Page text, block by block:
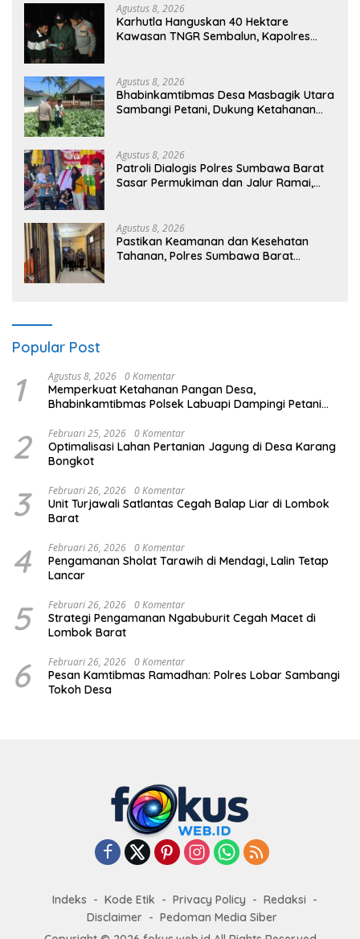
Agustus 8, 2026
Karhutla Hanguskan 40 Hektare
Kawasan TNGR Sembalun, Kapolres
Agustus 8, 2026
Bhabinkamtibmas Desa Masbagik Utara
Sambangi Petani, Dukung Ketahanan
Agustus 8, 2026
Patroli Dialogis Polres Sumbawa Barat
Sasar Permukiman dan Jalur Ramai,
Agustus 8, 2026
Pastikan Keamanan dan Kesehatan
Tahanan, Polres Sumbawa Barat
Popular Post
1 Agustus 8, 2026 0 Komentar
Memperkuat Ketahanan Pangan Desa,
Bhabinkamtibmas Polsek Labuapi Dampingi Petani
2 Februari 25, 2026 0 Komentar
Optimalisasi Lahan Pertanian Jagung di Desa Karang
Bongkot
3 Februari 26, 2026 0 Komentar
Unit Turjawali Satlantas Cegah Balap Liar di Lombok
Barat
4 Februari 26, 2026 0 Komentar
Pengamanan Sholat Tarawih di Mendagi, Lalin Tetap
Lancar
5 Februari 26, 2026 0 Komentar
Strategi Pengamanan Ngabuburit Cegah Macet di
Lombok Barat
6 Februari 26, 2026 0 Komentar
Pesan Kamtibmas Ramadhan: Polres Lobar Sambangi
Tokoh Desa
Indeks Kode Etik Privacy Policy
Redaksi
Disclaimer
Pedoman Media Siber